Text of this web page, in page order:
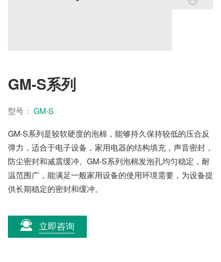
GM-S系列
型号： GM-S
GM-S系列是较软硬度的泡棉，能够持久保持较低的压合反
弹力，适合于电子设备，家用电器的结构填充，声音密封，
防尘密封和减震缓冲。GM-S系列泡棉发泡孔均匀稳定，耐
温范围广，能满足一般家用设备的使用环境需要，为设备提
供长期稳定的密封和缓冲。
立即咨询